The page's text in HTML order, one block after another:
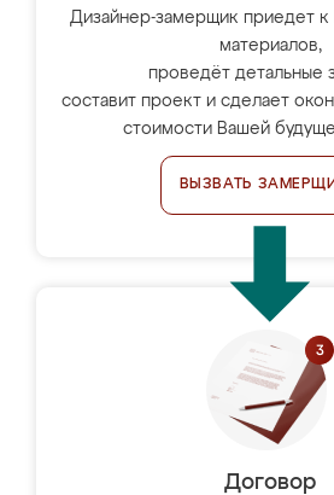
Дизайнер-замерщик приедет к
материалов,
проведёт детальные
составит проект и сделает
стоимости Вашей
ВЫЗВАТЬ
Договор